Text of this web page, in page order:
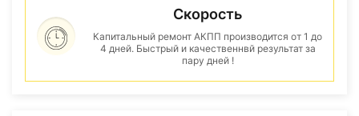
Скорость
Капитальный ремонт АКПП производится от 1 до
4 дней. Быстрый и качественнвй результат за
пару дней !